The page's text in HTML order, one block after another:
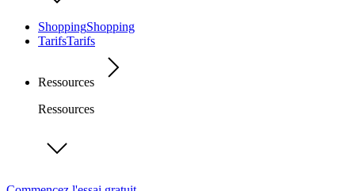
ShoppingShopping
TarifsTarifs
Ressources
Ressources